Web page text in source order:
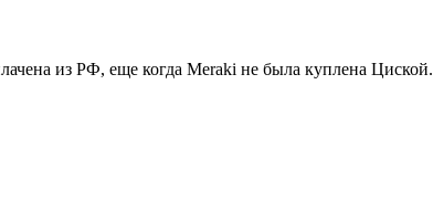
из РФ, еще когда Meraki не была куплена Циской.